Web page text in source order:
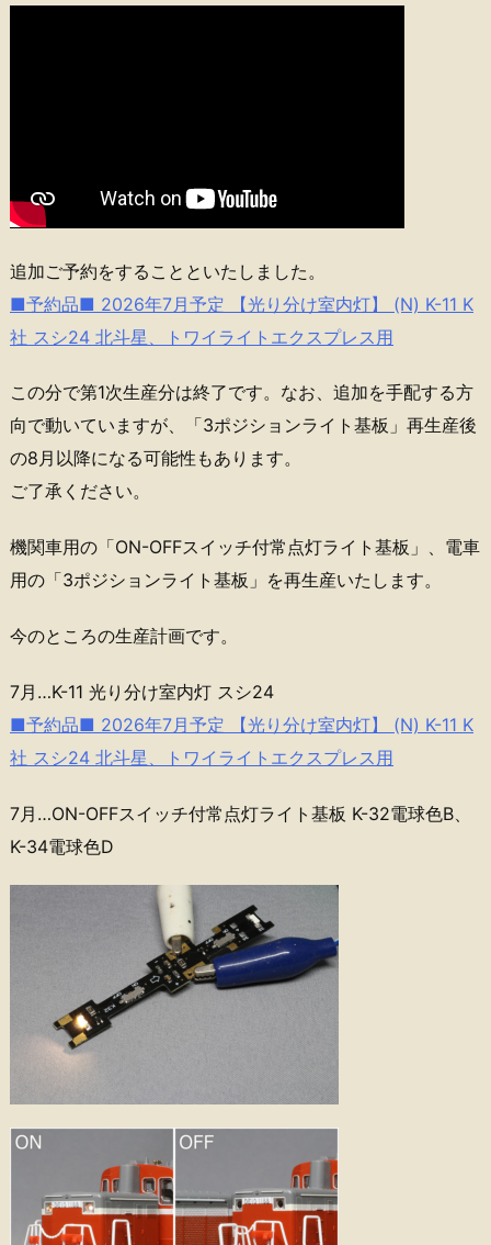
追加ご予約をすることといたしました。
■予約品■ 2026年7月予定 【光り分け室内灯】 (N) K-11 K
社 スシ24 北斗星、トワイライトエクスプレス用
この分で第1次生産分は終了です。なお、追加を手配する方
向で動いていますが、「3ポジションライト基板」再生産後
の8月以降になる可能性もあります。
ご了承ください。
機関車用の「ON-OFFスイッチ付常点灯ライト基板」、電車
用の「3ポジションライト基板」を再生産いたします。
今のところの生産計画です。
7月…K-11 光り分け室内灯 スシ24
■予約品■ 2026年7月予定 【光り分け室内灯】 (N) K-11 K
社 スシ24 北斗星、トワイライトエクスプレス用
7月…ON-OFFスイッチ付常点灯ライト基板 K-32電球色B、
K-34電球色D